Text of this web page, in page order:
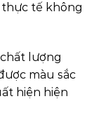
thực tế không
lượng
màu sắc
hiện hiện